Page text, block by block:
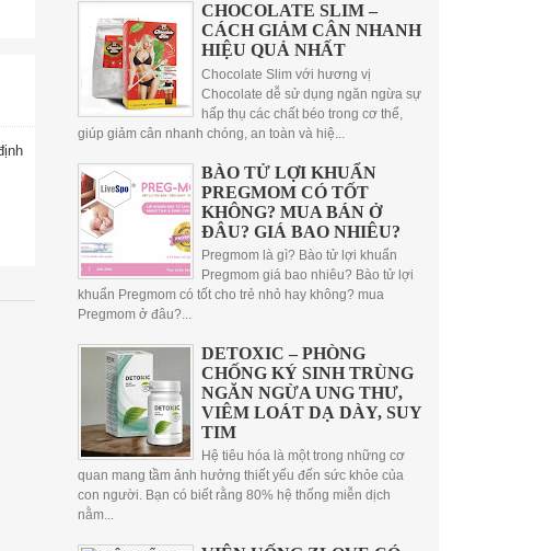
CHOCOLATE SLIM –
CÁCH GIẢM CÂN NHANH
HIỆU QUẢ NHẤT
Chocolate Slim với hương vị
Chocolate dễ sử dụng ngăn ngừa sự
hấp thụ các chất béo trong cơ thể,
giúp giảm cân nhanh chóng, an toàn và hiệ...
BÀO TỬ LỢI KHUẨN
PREGMOM CÓ TỐT
KHÔNG? MUA BÁN Ở
ĐÂU? GIÁ BAO NHIÊU?
Pregmom là gì? Bào tử lợi khuẩn
Pregmom giá bao nhiêu? Bào tử lợi
khuẩn Pregmom có tốt cho trẻ nhỏ hay không? mua
Pregmom ở đâu?...
DETOXIC – PHÒNG
CHỐNG KÝ SINH TRÙNG
NGĂN NGỪA UNG THƯ,
VIÊM LOÁT DẠ DÀY, SUY
TIM
Hệ tiêu hóa là một trong những cơ
quan mang tầm ảnh hưởng thiết yếu đến sức khỏe của
con người. Bạn có biết rằng 80% hệ thống miễn dịch
nằm...